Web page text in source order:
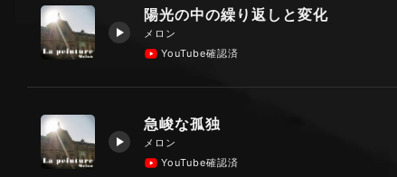
陽光の中の繰り返しと変化
メロン
YouTube確認済
急峻な孤独
メロン
YouTube確認済